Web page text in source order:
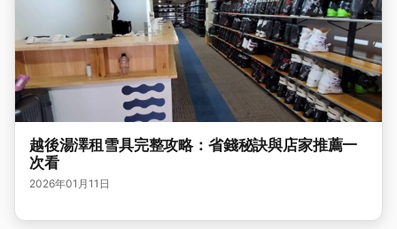
越後湯澤租雪具完整攻略：省錢秘訣與店家推薦一
次看
2026年01月11日